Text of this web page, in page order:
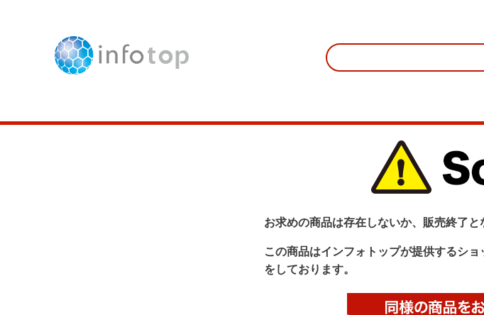
お求めの商品は存在しないか、販売終了と
この商品はインフォトップが提供するシ
をしております。